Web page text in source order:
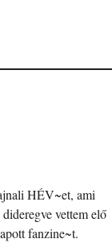
HÉV~et, ami
vettem elő
fanzine~t.